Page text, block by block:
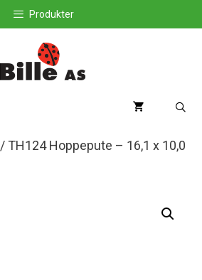
Produkter
/ TH124 Hoppepute – 16,1 x 10,0